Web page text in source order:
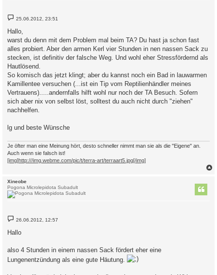
B
e
i
t
r
g
25.06.2012, 23:51
Hallo,
warst du denn mit dem Problem mal beim TA? Du hast ja schon fast
alles probiert. Aber den armen Kerl vier Stunden in nen nassen Sack zu
stecken, ist definitiv der falsche Weg. Und wohl eher Stressfördernd als
Hautlösend.
So komisch das jetzt klingt; aber du kannst noch ein Bad in lauwarmen
Kamillentee versuchen (...ist ein Tip vom Reptilienhändler meines
Vertrauens).....andernfalls hilft wohl nur noch der TA Besuch. Sofern
sich aber nix von selbst löst, solltest du auch nicht durch "ziehen"
nachhelfen.
lg und beste Wünsche
Je öfter man eine Meinung hört, desto schneller nimmt man sie als die "Eigene" an.
Auch wenn sie falsch ist!
[img]http:///img.webme.com/pic/t/terra-art/terraart5.jpg[/img]
Xineobe
Pogona Microlepidota Subadult
B
e
i
t
g
26.06.2012, 12:57
Hallo
also 4 Stunden in einem nassen Sack fördert eher eine
Lungenentzündung als eine gute Häutung.